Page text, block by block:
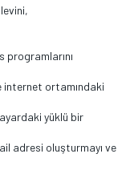
programlarını
internet ortamındaki
yüklü bir
adresi oluşturmayı ve